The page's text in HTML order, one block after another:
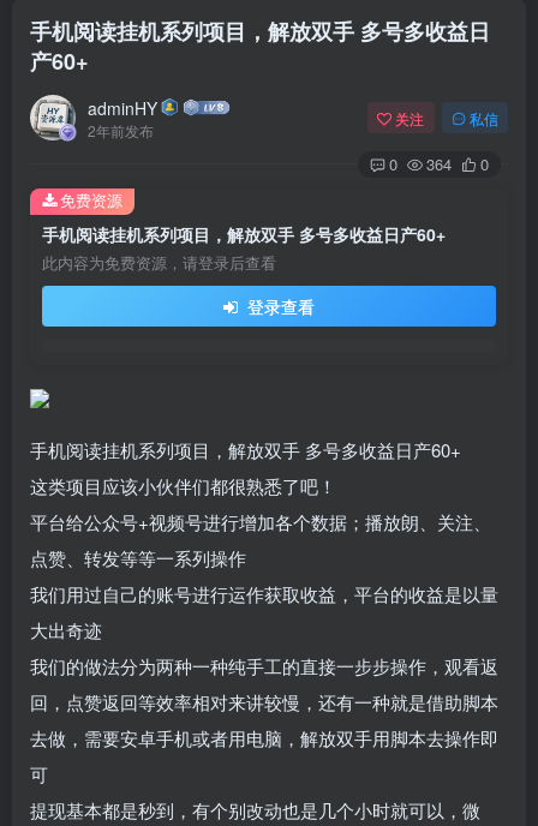
手机阅读挂机系列项目，解放双手 多号多收益日
产60+
adminHY
2年前发布
关注 私信
0 364 0
手机阅读挂机系列项目，解放双手 多号多收益日产60+
此内容为免费资源，请登录后查看
登录查看
免费资源
手机阅读挂机系列项目，解放双手 多号多收益日产60+
这类项目应该小伙伴们都很熟悉了吧！
平台给公众号+视频号进行增加各个数据；播放朗、关注、
点赞、转发等等一系列操作
我们用过自己的账号进行运作获取收益，平台的收益是以量
大出奇迹
我们的做法分为两种一种纯手工的直接一步步操作，观看返
回，点赞返回等效率相对来讲较慢，还有一种就是借助脚本
去做，需要安卓手机或者用电脑，解放双手用脚本去操作即
可
提现基本都是秒到，有个别改动也是几个小时就可以，微